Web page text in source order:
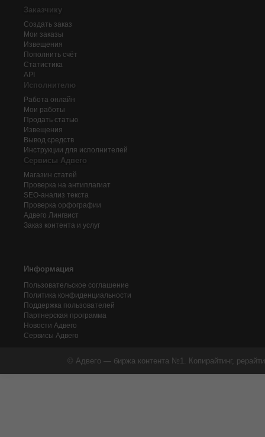
Заказчику
Создать заказ
Мои заказы
Извещения
Пополнить счёт
Статистика
API
Исполнителю
Работа онлайн
Мои работы
Продать статью
Извещения
Вывод средств
Инструкции для исполнителей
Сервисы Адвего
Магазин статей
Проверка на антиплагиат
SEO-анализ текста
Проверка орфографии
Адвего Лингвист
Заказ контента и услуг
Информация
Пользовательское соглашение
Политика конфиденциальности
Поддержка пользователей
Партнерская программа
Новости Адвего
Сервисы Адвего
© Адвего — биржа контента №1. Копирайтинг,